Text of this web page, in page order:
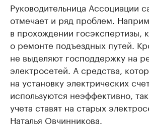
Руководительница Ассоциации
отмечает и ряд проблем.
в прохождении госэкспертизы,
о ремонте подъездных путей.
не выделяют господдержку на
электросетей. А средства,
на установку электрических
используются неэффективно,
учета ставят на старых
Наталья Овчинникова.